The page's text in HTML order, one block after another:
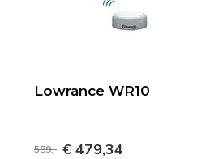
Lowrance WR10
589,- € 479,34